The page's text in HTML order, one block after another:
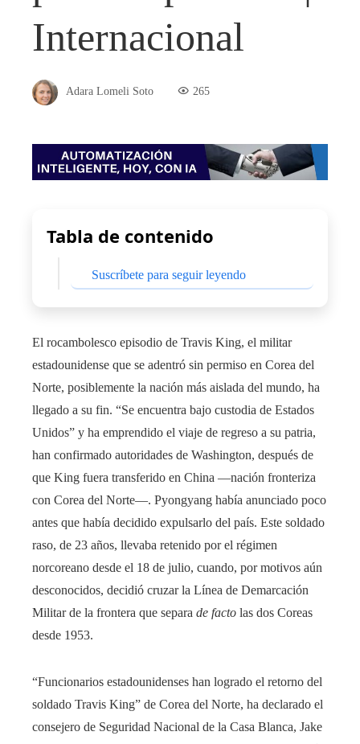
Internacional
Adara Lomeli Soto 265
Tabla de contenido
Suscríbete para seguir leyendo
El rocambolesco episodio de Travis King, el militar
estadounidense que se adentró sin permiso en Corea del
Norte, posiblemente la nación más aislada del mundo, ha
llegado a su fin. “Se encuentra bajo custodia de Estados
Unidos” y ha emprendido el viaje de regreso a su patria,
han confirmado autoridades de Washington, después de
que King fuera transferido en China —nación fronteriza
con Corea del Norte—. Pyongyang había anunciado poco
antes que había decidido expulsarlo del país. Este soldado
raso, de 23 años, llevaba retenido por el régimen
norcoreano desde el 18 de julio, cuando, por motivos aún
desconocidos, decidió cruzar la Línea de Demarcación
Militar de la frontera que separa de facto las dos Coreas
desde 1953.
“Funcionarios estadounidenses han logrado el retorno del
soldado Travis King” de Corea del Norte, ha declarado el
consejero de Seguridad Nacional de la Casa Blanca, Jake